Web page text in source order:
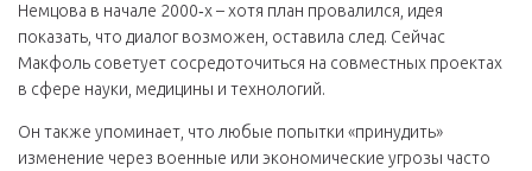
Немцова в начале 2000‑х – хотя план провалился, идея
показать, что диалог возможен, оставила след. Сейчас
Макфоль советует сосредоточиться на совместных проектах
в сфере науки, медицины и технологий.
Он также упоминает, что любые попытки «принудить»
изменение через военные или экономические угрозы часто